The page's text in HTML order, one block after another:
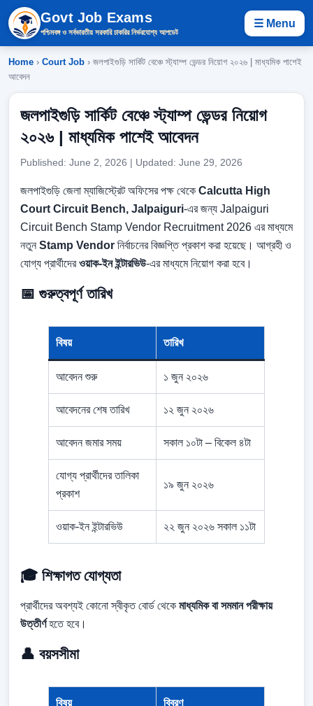
Govt Job Exams
পশ্চিমবঙ্গ ও সর্বভারতীয় সরকারি চাকরির নির্ভরযোগ্য আপডেট
☰ Menu
Home › Court Job › জলপাইগুড়ি সার্কিট বেঞ্চে স্ট্যাম্প ভেন্ডর নিয়োগ ২০২৬ | মাধ্যমিক পাশেই
আবেদন
জলপাইগুড়ি সার্কিট বেঞ্চে স্ট্যাম্প ভেন্ডর নিয়োগ
২০২৬ | মাধ্যমিক পাশেই আবেদন
Published: June 2, 2026 | Updated: June 29, 2026
জলপাইগুড়ি জেলা ম্যাজিস্ট্রেট অফিসের পক্ষ থেকে Calcutta High
Court Circuit Bench, Jalpaiguri-এর জন্য Jalpaiguri
Circuit Bench Stamp Vendor Recruitment 2026 এর মাধ্যমে
নতুন Stamp Vendor নির্বাচনের বিজ্ঞপ্তি প্রকাশ করা হয়েছে। আগ্রহী ও
যোগ্য প্রার্থীদেরওয়াক-ইন ইন্টারভিউ-এর মাধ্যমে নিয়োগ করা হবে।
📅 গুরুত্বপূর্ণ তারিখ
বিষয় তারিখ
আবেদন শুরু ১ জুন ২০২৬
আবেদনের শেষ তারিখ ১২ জুন ২০২৬
আবেদন জমার সময় সকাল ১০টা – বিকেল ৪টা
যোগ্য প্রার্থীদের তালিকা
প্রকাশ
১৯ জুন ২০২৬
ওয়াক-ইন ইন্টারভিউ ২২ জুন ২০২৬ সকাল ১১টা
🎓 শিক্ষাগত যোগ্যতা
প্রার্থীদের অবশ্যই কোনো স্বীকৃত বোর্ড থেকে মাধ্যমিক বা সমমান পরীক্ষায়
উত্তীর্ণহতে হবে।
👤 বয়সসীমা
বিষয় বিবরণ